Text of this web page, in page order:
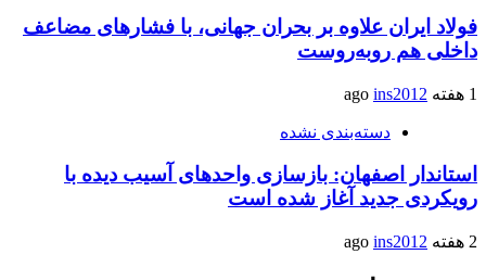
فولاد ایران علاوه بر بحران جهانی، با فشارهای مضاعف
داخلی هم روبه‌روست
1 هفته ago ins2012
دسته‌بندی نشده
استاندار اصفهان: بازسازی واحدهای آسیب دیده با
رویکردی جدید آغاز شده است
2 هفته ago ins2012